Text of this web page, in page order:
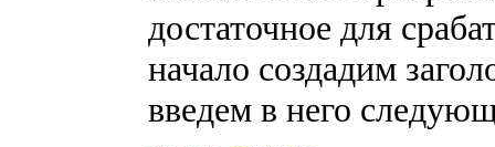
достаточное для
начало создадим
введем в него